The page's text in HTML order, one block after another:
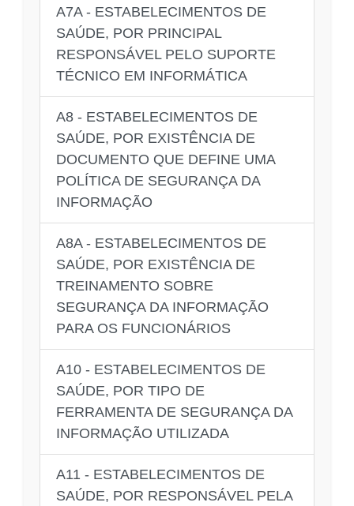
A7A - ESTABELECIMENTOS DE
SAÚDE, POR PRINCIPAL
RESPONSÁVEL PELO SUPORTE
TÉCNICO EM INFORMÁTICA
A8 - ESTABELECIMENTOS DE
SAÚDE, POR EXISTÊNCIA DE
DOCUMENTO QUE DEFINE UMA
POLÍTICA DE SEGURANÇA DA
INFORMAÇÃO
A8A - ESTABELECIMENTOS DE
SAÚDE, POR EXISTÊNCIA DE
TREINAMENTO SOBRE
SEGURANÇA DA INFORMAÇÃO
PARA OS FUNCIONÁRIOS
A10 - ESTABELECIMENTOS DE
SAÚDE, POR TIPO DE
FERRAMENTA DE SEGURANÇA DA
INFORMAÇÃO UTILIZADA
A11 - ESTABELECIMENTOS DE
SAÚDE, POR RESPONSÁVEL PELA